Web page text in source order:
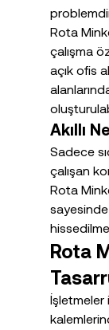
Rota
çalışma
açık ofis
Akıllı
Sadece
çalışan
Rota
Rota
İşletmeler